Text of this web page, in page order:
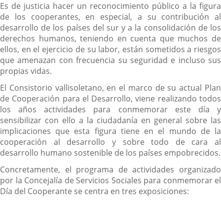
Es de justicia hacer un reconocimiento público a la figura
de los cooperantes, en especial, a su contribución al
desarrollo de los países del sur y a la consolidación de los
derechos humanos, teniendo en cuenta que muchos de
ellos, en el ejercicio de su labor, están sometidos a riesgos
que amenazan con frecuencia su seguridad e incluso sus
propias vidas.
El Consistorio vallisoletano, en el marco de su actual Plan
de Cooperación para el Desarrollo, viene realizando todos
los años actividades para conmemorar este día y
sensibilizar con ello a la ciudadanía en general sobre las
implicaciones que esta figura tiene en el mundo de la
cooperación al desarrollo y sobre todo de cara al
desarrollo humano sostenible de los países empobrecidos.
Concretamente, el programa de actividades organizado
por la Concejalía de Servicios Sociales para conmemorar el
Día del Cooperante se centra en tres exposiciones: